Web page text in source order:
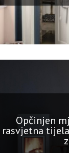
Opčinjen
rasvjetna